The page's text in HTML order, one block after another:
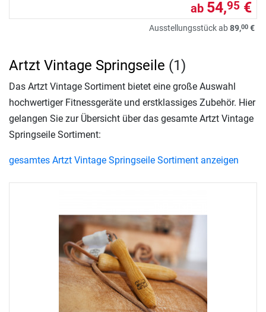
ab 54,95 €
Ausstellungsstück ab89,00 €
Artzt Vintage Springseile (1)
Das Artzt Vintage Sortiment bietet eine große Auswahl
hochwertiger Fitnessgeräte und erstklassiges Zubehör. Hier
gelangen Sie zur Übersicht über das gesamte Artzt Vintage
Springseile Sortiment:
gesamtes Artzt Vintage Springseile Sortiment anzeigen